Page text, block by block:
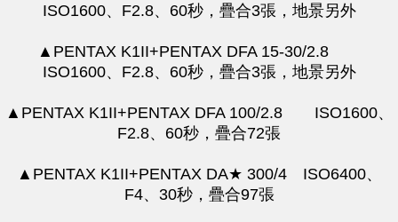
ISO1600、F2.8、60秒，疊合3張，地景另外
▲PENTAX K1II+PENTAX DFA 15-30/2.8
ISO1600、F2.8、60秒，疊合3張，地景另外
▲PENTAX K1II+PENTAX DFA 100/2.8 ISO1600、
F2.8、60秒，疊合72張
▲PENTAX K1II+PENTAX DA★ 300/4 ISO6400、
F4、30秒，疊合97張